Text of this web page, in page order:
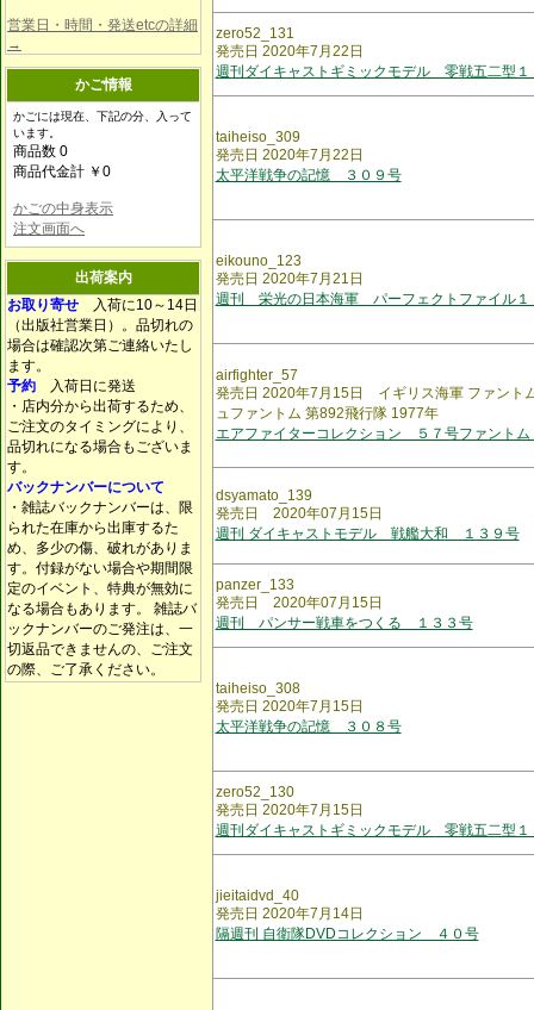
営業日・時間・発送etcの詳細
→
かご情報
かごには現在、下記の分、入って
います。
商品数 0
商品代金計 ￥0
かごの中身表示
注文画面へ
出荷案内
お取り寄せ 入荷に10～14日
（出版社営業日）。品切れの
場合は確認次第ご連絡いたし
ます。
予約 入荷日に発送
・店内分から出荷するため、
ご注文のタイミングにより、
品切れになる場合もございま
す。
バックナンバーについて
・雑誌バックナンバーは、限
られた在庫から出庫するた
め、多少の傷、破れがありま
す。付録がない場合や期間限
定のイベント、特典が無効に
なる場合もあります。 雑誌バ
ックナンバーのご発注は、一
切返品できませんの、ご注文
の際、ご了承ください。
zero52_131
発売日 2020年7月22日
週刊ダイキャストギミックモデル 零戦五二型１
taiheiso_309
発売日 2020年7月22日
太平洋戦争の記憶 ３０９号
eikouno_123
発売日 2020年7月21日
週刊 栄光の日本海軍 パーフェクトファイル１
airfighter_57
発売日 2020年7月15日 イギリス海軍 ファント
ュファントム 第892飛行隊 1977年
エアファイターコレクション ５７号ファント
dsyamato_139
発売日 2020年07月15日
週刊 ダイキャストモデル 戦艦大和 １３９号
panzer_133
発売日 2020年07月15日
週刊 パンサー戦車をつくる １３３号
taiheiso_308
発売日 2020年7月15日
太平洋戦争の記憶 ３０８号
zero52_130
発売日 2020年7月15日
週刊ダイキャストギミックモデル 零戦五二型１
jieitaidvd_40
発売日 2020年7月14日
隔週刊 自衛隊DVDコレクション ４０号